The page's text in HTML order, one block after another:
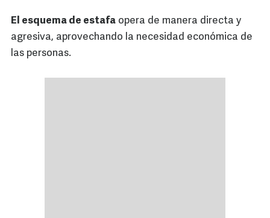
El esquema de estafa opera de manera directa y
agresiva, aprovechando la necesidad económica de
las personas.